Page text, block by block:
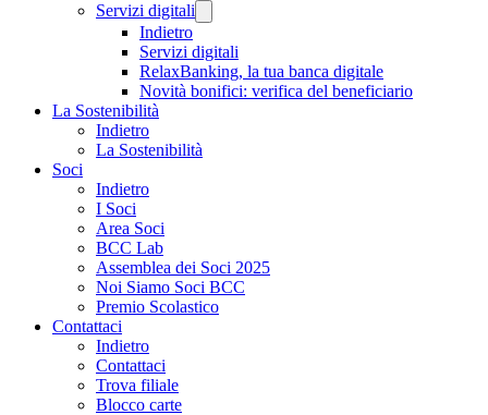
Servizi digitali
Indietro
Servizi digitali
RelaxBanking, la tua banca digitale
Novità bonifici: verifica del beneficiario
La Sostenibilità
Indietro
La Sostenibilità
Soci
Indietro
I Soci
Area Soci
BCC Lab
Assemblea dei Soci 2025
Noi Siamo Soci BCC
Premio Scolastico
Contattaci
Indietro
Contattaci
Trova filiale
Blocco carte